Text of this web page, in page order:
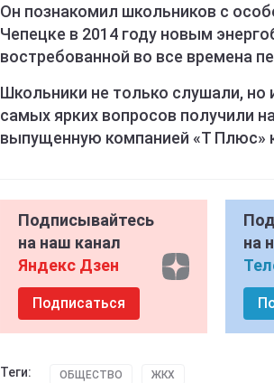
Он познакомил школьников с
Чепецке в 2014 году новым
востребованной во все времена
Школьники не только слушали,
самых ярких вопросов получили
выпущенную компанией «Т Плюс»
Подписывайтесь
на наш канал
Яндекс Дзен
Подписаться
на
Теги: ОБЩЕСТВО ЖКХ